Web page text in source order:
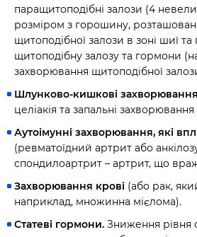
паращитоподібні залози (4
розміром з горошину,
щитоподібної залози в зоні шиї та
щитоподібну залозу та гормони
захворювання щитоподібної
Шлунково-кишкові захворювання
целіакія та запальні
Аутоімунні захворювання, які
(ревматоїдний артрит або
спондилоартрит – артрит, що
Захворювання крові (або рак,
наприклад, множинна мієлома).
Статеві гормони. Зниження рівня